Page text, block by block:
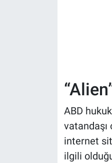
ABD
vatandaşı
internet
ilgili